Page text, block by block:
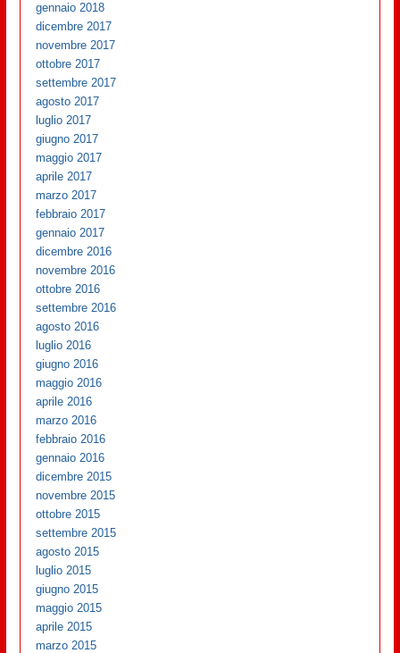
gennaio 2018
dicembre 2017
novembre 2017
ottobre 2017
settembre 2017
agosto 2017
luglio 2017
giugno 2017
maggio 2017
aprile 2017
marzo 2017
febbraio 2017
gennaio 2017
dicembre 2016
novembre 2016
ottobre 2016
settembre 2016
agosto 2016
luglio 2016
giugno 2016
maggio 2016
aprile 2016
marzo 2016
febbraio 2016
gennaio 2016
dicembre 2015
novembre 2015
ottobre 2015
settembre 2015
agosto 2015
luglio 2015
giugno 2015
maggio 2015
aprile 2015
marzo 2015